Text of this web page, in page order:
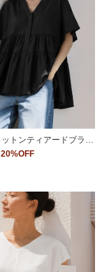
【涼しい】 コットンティアードブラウス
20%OFF